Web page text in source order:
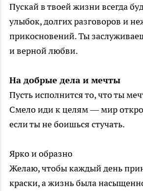
Пускай в твоей жизни всегда
улыбок, долгих разговоров и
прикосновений. Ты
и верной любви.
На добрые дела и мечты
Пусть исполнится то, что ты
Смело иди к целям — мир
если ты не боишься стучать.
Ярко и образно
Желаю, чтобы каждый день
краски, а жизнь была